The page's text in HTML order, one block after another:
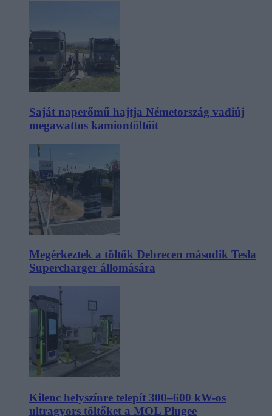
Saját naperőmű hajtja Németország vadiúj
megawattos kamiontöltőit
Megérkeztek a töltők Debrecen második Tesla
Supercharger állomására
Kilenc helyszínre telepít 300–600 kW-os
ultragyors töltőket a MOL Plugee